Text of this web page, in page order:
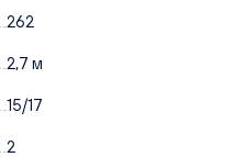
262
2,7 м
15/17
2